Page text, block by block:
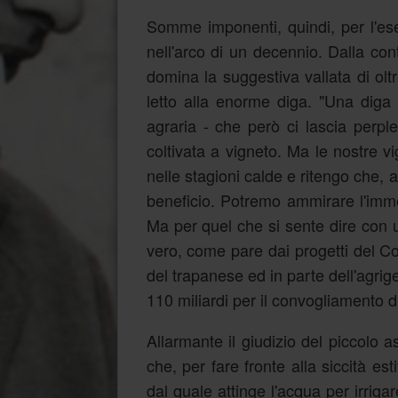
Somme imponenti, quindi, per
nell'arco di un decennio. Dalla
domina la suggestiva vallata di
letto alla enorme diga. "Una
agraria - che però ci lascia
coltivata a vigneto. Ma le nostre
nelle stagioni calde e ritengo che,
beneficio. Potremo ammirare
Ma per quel che si sente dire con
vero, come pare dai progetti del
del trapanese ed in parte
110 miliardi per il convogliamento
Allarmante il giudizio del piccolo
che, per fare fronte alla siccità
dal quale attinge l'acqua per